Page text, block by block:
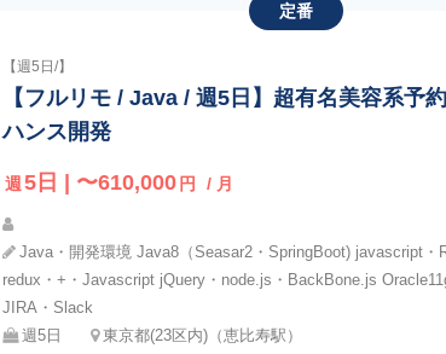
定番
【週5日/】
【フルリモ / Java / 週5日】超有名美容系予
ハンス開発
週 5日 | 〜610,000 円 / 月
Java・開発環境 Java8（Seasar2・SpringBoot) javascript・
redux・+・Javascript jQuery・node.js・BackBone.js
JIRA・Slack
週5日
東京都(23区内)（恵比寿駅）